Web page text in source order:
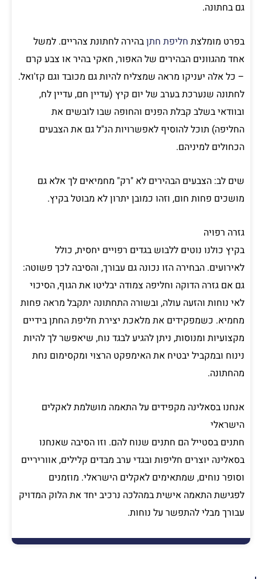
גם בחתונה.
בפרט מומלצת חליפת חתןבהירה לחתונת צהריים. למשל
אחד מהגוונים הבהירים של האפור, חאקי בהיר או צבע קרם
– כל אלה יעניקו מראה שמצליח להיות גם מכובד וגם קז'ואל.
לחתונה שנערכת בערב של יום קיץ (עדיין חם, עדיין לח,
ובוודאי בשלב קבלת הפנים והחופה שבו לובשים את
החליפה) תוכל להוסיף לאפשרויות הנ"ל גם את הצבעים
הכחולים למיניהם.
שים לב: הצבעים הבהירים לא "רק" מחמיאים לך אלא גם
מושכים פחות חום, וזהו כמובן יתרון לא מבוטל בקיץ.
גזרה רפויה
בקיץ כולנו נוטים ללבוש בגדים רפויים יחסית, כולל
לאירועים. הבחירה הזו נכונה גם עבורך, והסיבה לכך פשוטה:
גם אם גזרה הדוקה וחליפה צמודה יבליטו את הגוף, הסיכוי
לאי נוחות והזעה עולה, ובשורה התחתונה יתקבל מראה פחות
מחמיא. כשמפקידים את מלאכת יצירת חליפת החתן בידיים
מקצועיות ומנוסות, ניתן להגיע לבגד נוח, שיאפשר לך להיות
נינוח ובמקביל יבטיח את האימפקט הרצוי ומקסימום נחת
מהחתונה.
אנחנו בסאלינה מקפידים על התאמה מושלמת לאקלים
הישראלי
חתנים בסטייל הם חתנים שנוח להם. וזו הסיבה שאנחנו
בסאלינה יוצרים חליפות ובגדי ערב מבדים קלילים, אווריריים
וסופר נוחים, שמתאימים לאקלים הישראלי. מוזמנים
לפגישת התאמה אישית במהלכה נרכיב יחד את הלוק המדויק
עבורך מבלי להתפשר על נוחות.